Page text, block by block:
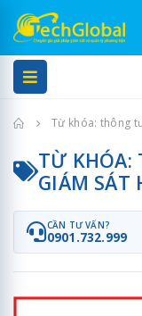
Trang chủTừ khóa: thông
TỪ KHÓA:
GIÁM SÁT
CẦN TƯ VẤN?
0901.732.999